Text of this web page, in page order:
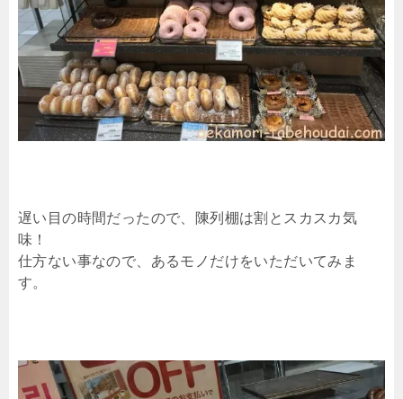
遅い目の時間だったので、陳列棚は割とスカスカ気
味！
仕方ない事なので、あるモノだけをいただいてみま
す。